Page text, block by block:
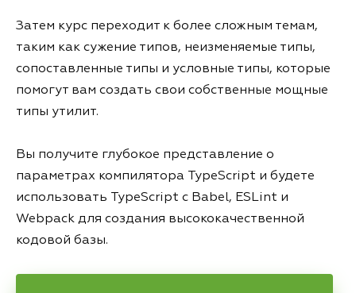
Затем курс переходит к более сложным темам,
таким как сужение типов, неизменяемые типы,
сопоставленные типы и условные типы, которые
помогут вам создать свои собственные мощные
типы утилит.
Вы получите глубокое представление о
параметрах компилятора TypeScript и будете
использовать TypeScript с Babel, ESLint и
Webpack для создания высококачественной
кодовой базы.